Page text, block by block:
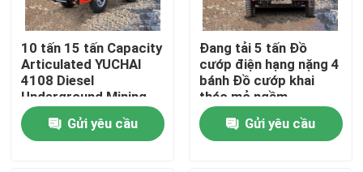
Sản phẩm
video
xe ben ngầm
10 tấn 15 tấn Capacity
Articulated YUCHAI
4108 Diesel
Underground Mining
Dumpper Truck
Gửi yêu cầu
Đang tải 5 tấn Đồ
cướp điện hạng nặng 4
bánh Đồ cướp khai
thác mỏ ngầm
Gửi yêu cầu